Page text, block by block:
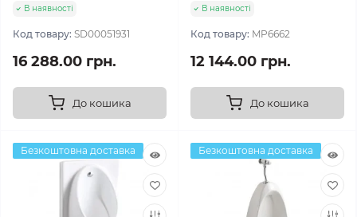
В наявності
Код товару: SD00051931
16 288.00 грн.
До кошика
В наявності
Код товару: MP6662
12 144.00 грн.
До кошика
Безкоштовна доставка Безкоштовна доставка